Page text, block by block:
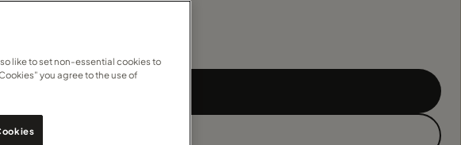
like to set non-essential cookies to
you agree to the use of